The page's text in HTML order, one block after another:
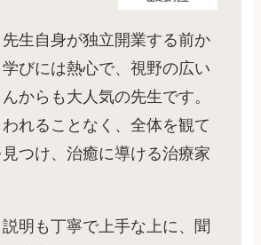
生自身が独立開業する前か
びには熱心で、視野の広い
からも大人気の先生です。
れることなく、全体を観て
つけ、治癒に導ける治療家
明も丁寧で上手な上に、聞